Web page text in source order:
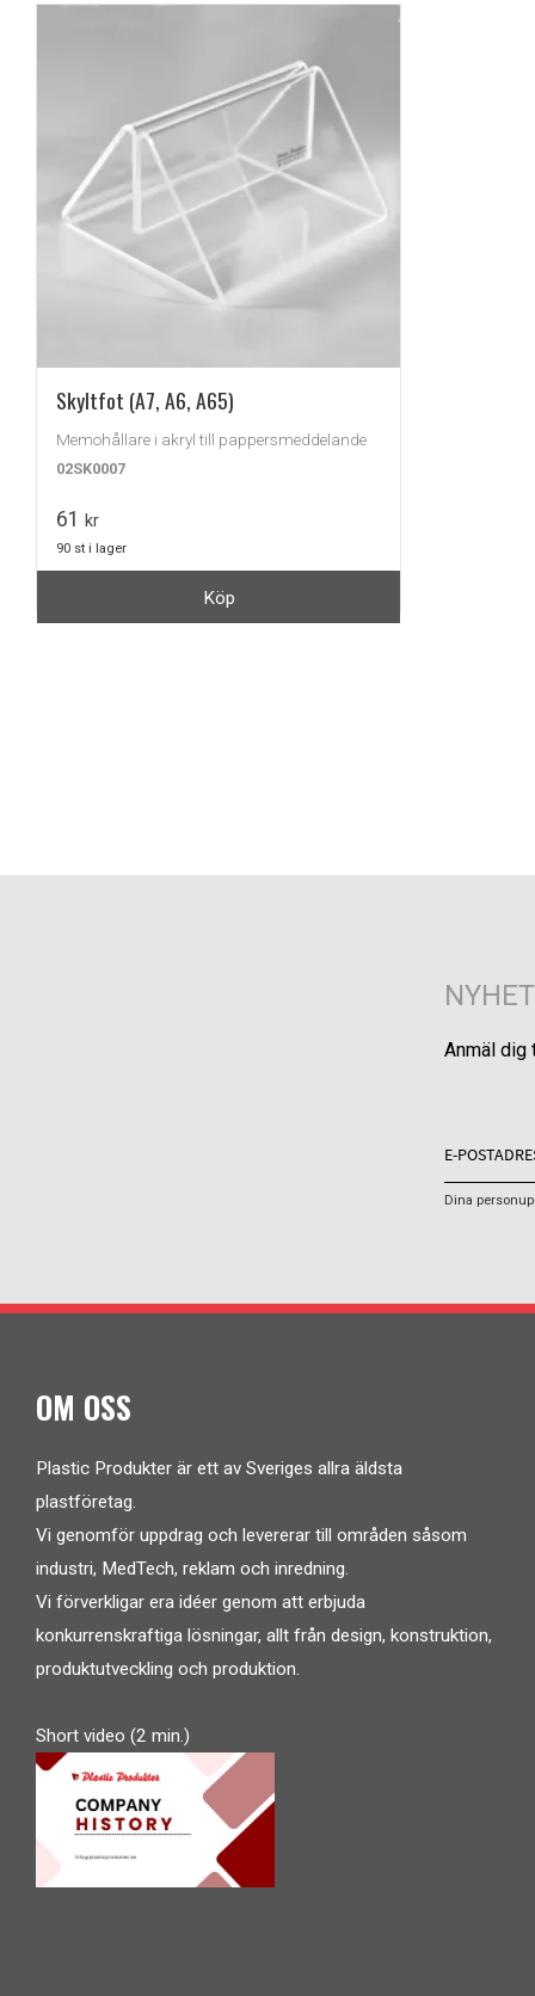
Skyltfot (A7, A6, A65)
Memohållare i akryl till pappersmeddelande
02SK0007
61 kr
90 st i lager
Köp
Anmäl dig
Dina
OM OSS
Plastic Produkter är ett av Sveriges allra äldsta
plastföretag.
Vi genomför uppdrag och levererar till områden såsom
industri, MedTech, reklam och inredning.
Vi förverkligar era idéer genom att erbjuda
konkurrenskraftiga lösningar, allt från design, konstruktion,
produktutveckling och produktion.
Short video (2 min.)